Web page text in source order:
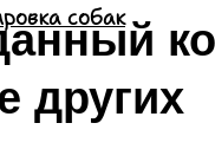
собак
других